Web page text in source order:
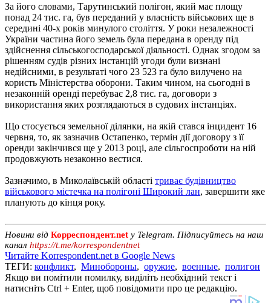
За його словами, Тарутинський полігон, який має площу
понад 24 тис. га, був переданий у власність військових ще в
середині 40-х років минулого століття. У роки незалежності
України частина його земель була передана в оренду під
здійснення сільськогосподарської діяльності. Однак згодом за
рішенням судів різних інстанцій угоди були визнані
недійсними, в результаті чого 23 523 га було вилучено на
користь Міністерства оборони. Таким чином, на сьогодні в
незаконній оренді перебуває 2,8 тис. га, договори з
використання яких розглядаються в судових інстанціях.
Що стосується земельної ділянки, на якій стався інцидент 16
червня, то, як зазначив Остапенко, термін дії договору з її
оренди закінчився ще у 2013 році, але сільгоспроботи на ній
продовжують незаконно вестися.
Зазначимо, в Миколаївській області триває будівництво
військового містечка на полігоні Широкий лан, завершити яке
планують до кінця року.
Новини від Корреспондент.net у Telegram. Підписуйтесь на наш
канал https://t.me/korrespondentnet
Читайте Korrespondent.net в Google News
ТЕГИ: конфликт, Минобороны, оружие, военные, полигон
Якщо ви помітили помилку, виділіть необхідний текст і
натисніть Ctrl + Enter, щоб повідомити про це редакцію.